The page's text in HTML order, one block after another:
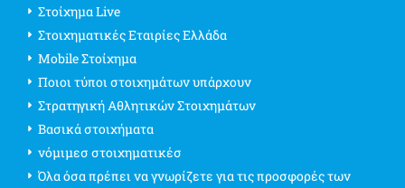
Στοίχημα Live
Στοιχηματικές Εταιρίες Ελλάδα
Mobile Στοίχημα
Ποιοι τύποι στοιχημάτων υπάρχουν
Στρατηγική Αθλητικών Στοιχημάτων
Βασικά στοιχήματα
νόμιμεσ στοιχηματικέσ
Όλα όσα πρέπει να γνωρίζετε για τις προσφορές των